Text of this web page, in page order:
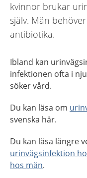
kvinnor brukar
själv. Män
antibiotika.
Ibland kan
infektionen ofta i
söker vård.
Du kan läsa om
svenska här.
Du kan läsa längre
urinvägsinfektion
hos män.